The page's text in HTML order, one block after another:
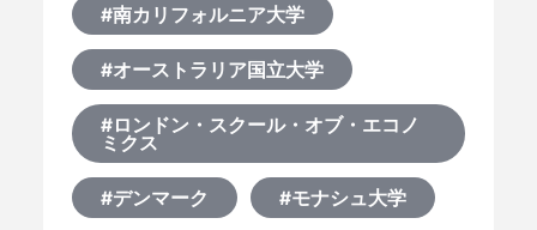
#南カリフォルニア大学
#オーストラリア国立大学
#ロンドン・スクール・オブ・エコノ
ミクス
#デンマーク #モナシュ大学